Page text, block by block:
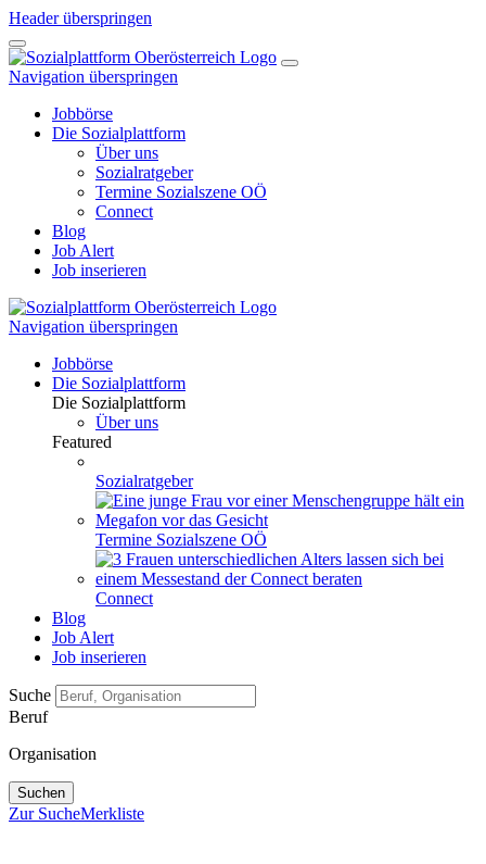
Header überspringen
Navigation überspringen
Jobbörse
Die Sozialplattform
Über uns
Sozialratgeber
Termine Sozialszene OÖ
Connect
Blog
Job Alert
Job inserieren
Navigation überspringen
Jobbörse
Die Sozialplattform
Die Sozialplattform
Über uns
Featured
Sozialratgeber
Termine Sozialszene OÖ
Connect
Blog
Job Alert
Job inserieren
Suche
Beruf
Organisation
Suchen
Zur SucheMerkliste